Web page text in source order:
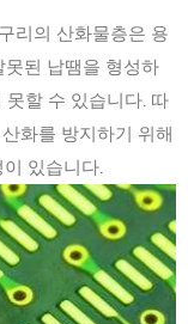
리의 산화물층은 용
된 납땜을 형성하
할 수 있습니다. 따
화를 방지하기 위해
있습니다.